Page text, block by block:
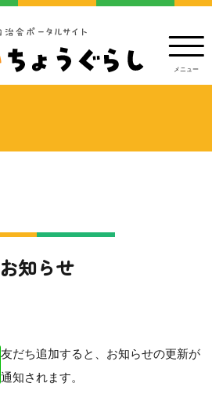
お知らせ
友だち追加すると、お知らせの更新が
通知されます。